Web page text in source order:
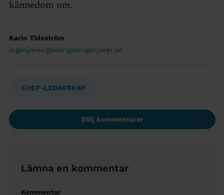
kännedom om.
Karin Tideström
ingenjoren@sverigesingenjorer.se
CHEF-LEDARSKAP
Dölj kommentarer
Lämna en kommentar
Kommentar